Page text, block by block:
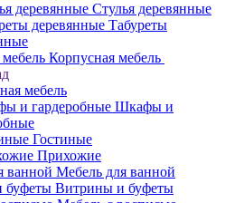
Стулья деревянные
Табуреты
Корпусная мебель
мебель
Шкафы и
Гостиные
Прихожие
Мебель для ванной
Витрины и буфеты